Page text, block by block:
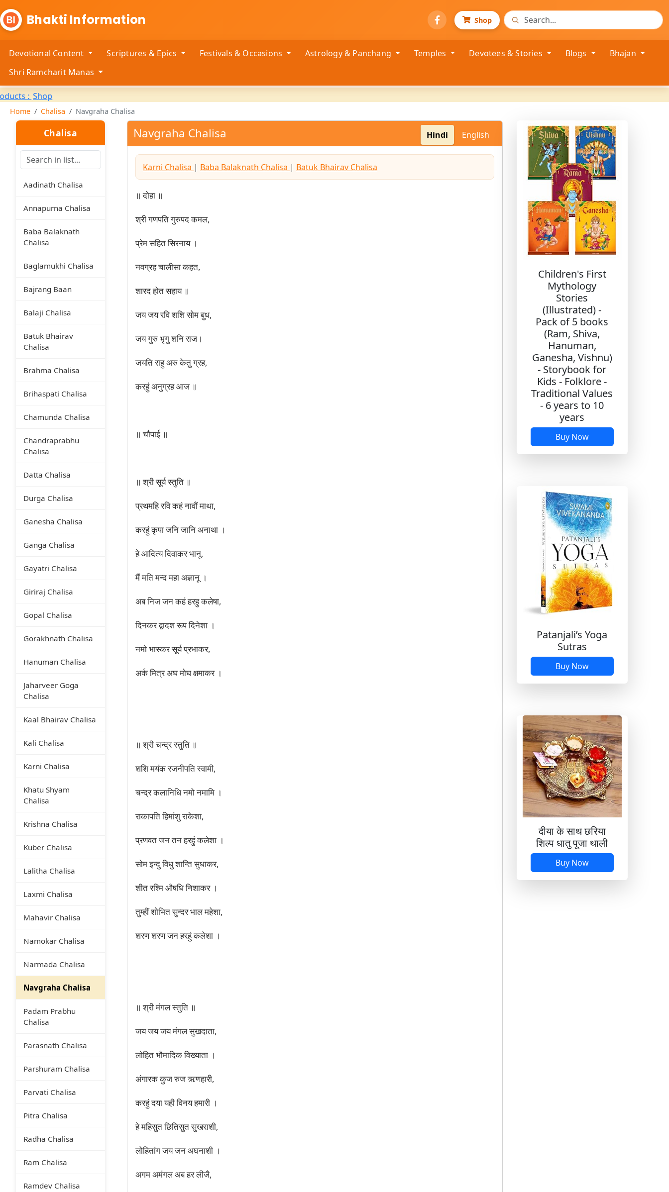
Bhakti Information Shop
Devotional Content Scriptures & Epics Festivals & Occasions Astrology & Panchang Temples Devotees & Stories Blogs
Bhajan
Shri Ramcharit Manas
Home Chalisa Navgraha Chalisa
Chalisa
Aadinath Chalisa
Annapurna Chalisa
Baba Balaknath
Chalisa
Baglamukhi Chalisa
Bajrang Baan
Balaji Chalisa
Batuk Bhairav
Chalisa
Brahma Chalisa
Brihaspati Chalisa
Chamunda Chalisa
Chandraprabhu
Chalisa
Datta Chalisa
Durga Chalisa
Ganesha Chalisa
Ganga Chalisa
Gayatri Chalisa
Giriraj Chalisa
Gopal Chalisa
Gorakhnath Chalisa
Hanuman Chalisa
Jaharveer Goga
Chalisa
Kaal Bhairav Chalisa
Kali Chalisa
Karni Chalisa
Khatu Shyam
Chalisa
Krishna Chalisa
Kuber Chalisa
Lalitha Chalisa
Laxmi Chalisa
Mahavir Chalisa
Namokar Chalisa
Narmada Chalisa
Navgraha Chalisa
Padam Prabhu
Chalisa
Parasnath Chalisa
Parshuram Chalisa
Parvati Chalisa
Pitra Chalisa
Radha Chalisa
Ram Chalisa
Ramdev Chalisa
Navgraha Chalisa Hindi English
Karni Chalisa | Baba Balaknath Chalisa | Batuk Bhairav Chalisa
॥ दोहा ॥
श्री गणपति गुरुपद कमल,
प्रेम सहित सिरनाय ।
नवग्रह चालीसा कहत,
शारद होत सहाय ॥
जय जय रवि शशि सोम बुध,
जय गुरु भृगु शनि राज।
जयति राहु अरु केतु ग्रह,
करहुं अनुग्रह आज ॥
॥ चौपाई ॥
॥ श्री सूर्य स्तुति ॥
प्रथमहि रवि कहं नावौं माथा,
करहुं कृपा जनि जानि अनाथा ।
हे आदित्य दिवाकर भानू,
मैं मति मन्द महा अज्ञानू ।
अब निज जन कहं हरहु कलेषा,
दिनकर द्वादश रूप दिनेशा ।
नमो भास्कर सूर्य प्रभाकर,
अर्क मित्र अघ मोघ क्षमाकर ।
॥ श्री चन्द्र स्तुति ॥
शशि मयंक रजनीपति स्वामी,
चन्द्र कलानिधि नमो नमामि ।
राकापति हिमांशु राकेशा,
प्रणवत जन तन हरहुं कलेशा ।
सोम इन्दु विधु शान्ति सुधाकर,
शीत रश्मि औषधि निशाकर ।
तुम्हीं शोभित सुन्दर भाल महेशा,
शरण शरण जन हरहुं कलेशा ।
॥ श्री मंगल स्तुति ॥
जय जय जय मंगल सुखदाता,
लोहित भौमादिक विख्याता ।
अंगारक कुज रुज ऋणहारी,
करहुं दया यही विनय हमारी ।
हे महिसुत छितिसुत सुखराशी,
लोहितांग जय जन अघनाशी ।
अगम अमंगल अब हर लीजै,
Children's First
Mythology
Stories
(Illustrated) -
Pack of 5 books
(Ram, Shiva,
Hanuman,
Ganesha, Vishnu)
- Storybook for
Kids - Folklore -
Traditional Values
- 6 years to 10
years
Buy Now
Patanjali’s Yoga
Sutras
Buy Now
दीया के साथ छरिया
शिल्प धातु पूजा थाली
Buy Now